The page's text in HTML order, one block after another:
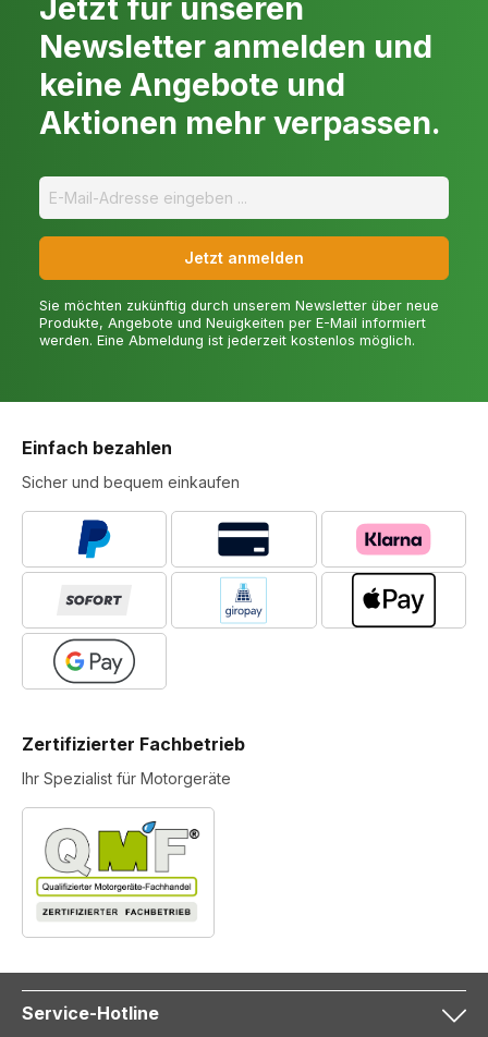
Jetzt für unseren
Newsletter anmelden und
keine Angebote und
Aktionen mehr verpassen.
Jetzt anmelden
Sie möchten zukünftig durch unserem Newsletter über neue
Produkte, Angebote und Neuigkeiten per E-Mail informiert
werden. Eine Abmeldung ist jederzeit kostenlos möglich.
Einfach bezahlen
Sicher und bequem einkaufen
Zertifizierter Fachbetrieb
Ihr Spezialist für Motorgeräte
Service-Hotline